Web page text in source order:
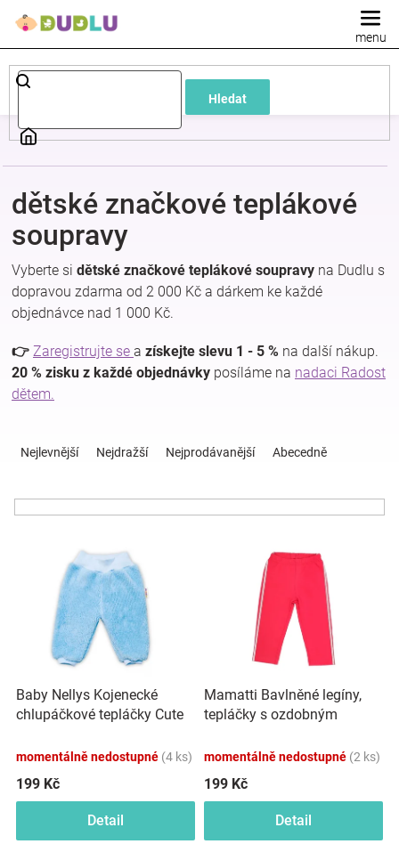
Hledat
Dětské
a
kojenecké
oblečení
kojenecká
výbava
Hračky
oblečení
dětské značkové teplákové
soupravy
Vyberte si dětské značkové teplákové soupravy na Dudlu s
dopravou zdarma od 2 000 Kč a dárkem ke každé
objednávce nad 1 000 Kč.
👉 Zaregistrujte se a získejte slevu 1 - 5 % na další nákup.
20 % zisku z každé objednávky posíláme na nadaci Radost
dětem.
ů
Nejlevnější Nejdražší Nejprodávanější Abecedně
o
d
u
t
ů
Baby Nellys Kojenecké
chlupáčkové tepláčky Cute
momentálně nedostupné (4 ks)
199 Kč
Detail
Mamatti Bavlněné legíny,
tepláčky s ozdobným
Heart - červené
momentálně nedostupné (2 ks)
199 Kč
Detail